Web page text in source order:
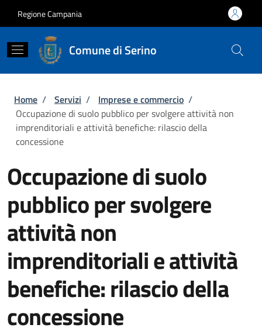
Regione Campania
Comune di Serino
Briciole di pane
Home / Servizi / Imprese e commercio /
Occupazione di suolo pubblico per svolgere attività non
imprenditoriali e attività benefiche: rilascio della
concessione
Occupazione di suolo
pubblico per svolgere
attività non
imprenditoriali e attività
benefiche: rilascio della
concessione